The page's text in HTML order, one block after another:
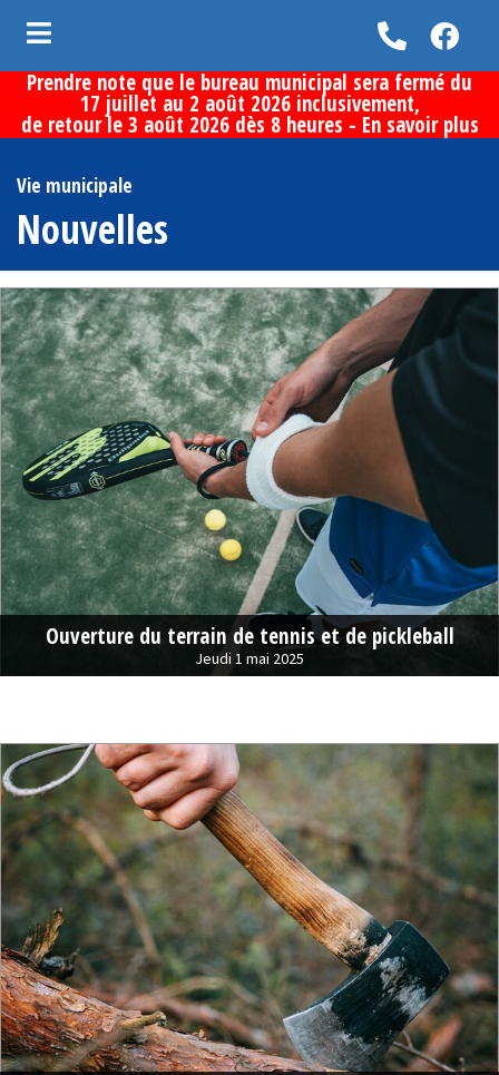
(Vie municipale )
(Services aux citoyens )
(Loisirs et culture )
(Découvrir la municipalité )
Prendre note que le bureau municipal sera fermé du
17 juillet au 2 août 2026 inclusivement,
de retour le 3 août 2026 dès 8 heures - En savoir plus
Vie municipale
Nouvelles
Ouverture du terrain de tennis et de pickleball
Jeudi 1 mai 2025